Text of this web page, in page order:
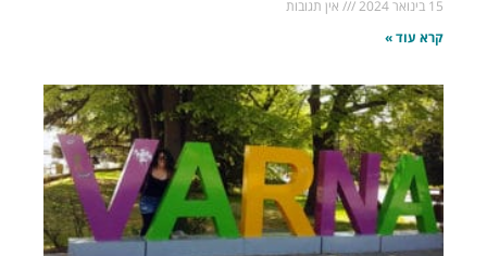
15 בינואר 2024
אין תגובות
קרא עוד »